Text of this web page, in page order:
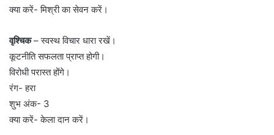
क्या करें- मिश्री का सेवन करें।
वृश्चिक– स्वस्थ विचार धारा रखें।
कूटनीति सफलता प्राप्त होगी।
विरोधी परास्त होंगे।
रंग- हरा
शुभ अंक- 3
क्या करें- केला दान करें।